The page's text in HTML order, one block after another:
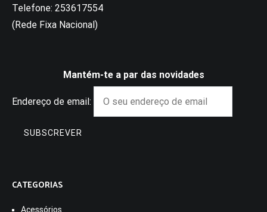
Telefone: 253617554
(Rede Fixa Nacional)
Mantém-te a par das novidades
Endereço de email:
CATEGORIAS
Acessórios